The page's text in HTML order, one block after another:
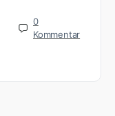
0
Kommentar